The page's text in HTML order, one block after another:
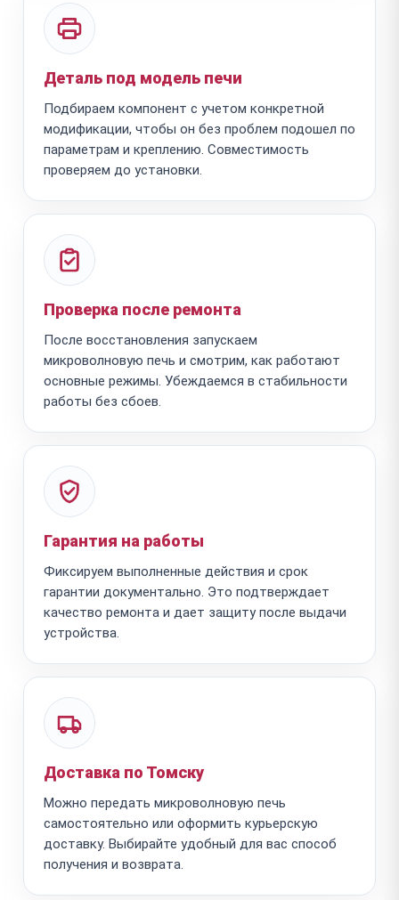
Деталь под модель печи
Подбираем компонент с учетом конкретной
модификации, чтобы он без проблем подошел по
параметрам и креплению. Совместимость
проверяем до установки.
Проверка после ремонта
После восстановления запускаем
микроволновую печь и смотрим, как работают
основные режимы. Убеждаемся в стабильности
работы без сбоев.
Гарантия на работы
Фиксируем выполненные действия и срок
гарантии документально. Это подтверждает
качество ремонта и дает защиту после выдачи
устройства.
Доставка по Томску
Можно передать микроволновую печь
самостоятельно или оформить курьерскую
доставку. Выбирайте удобный для вас способ
получения и возврата.